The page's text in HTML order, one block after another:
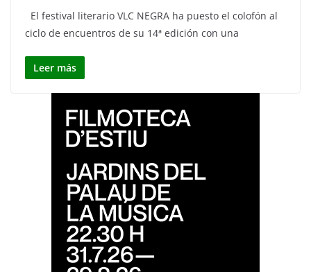
El festival literario VLC NEGRA ha puesto el colofón al
ciclo de encuentros de su 14ª edición con una
Leer más